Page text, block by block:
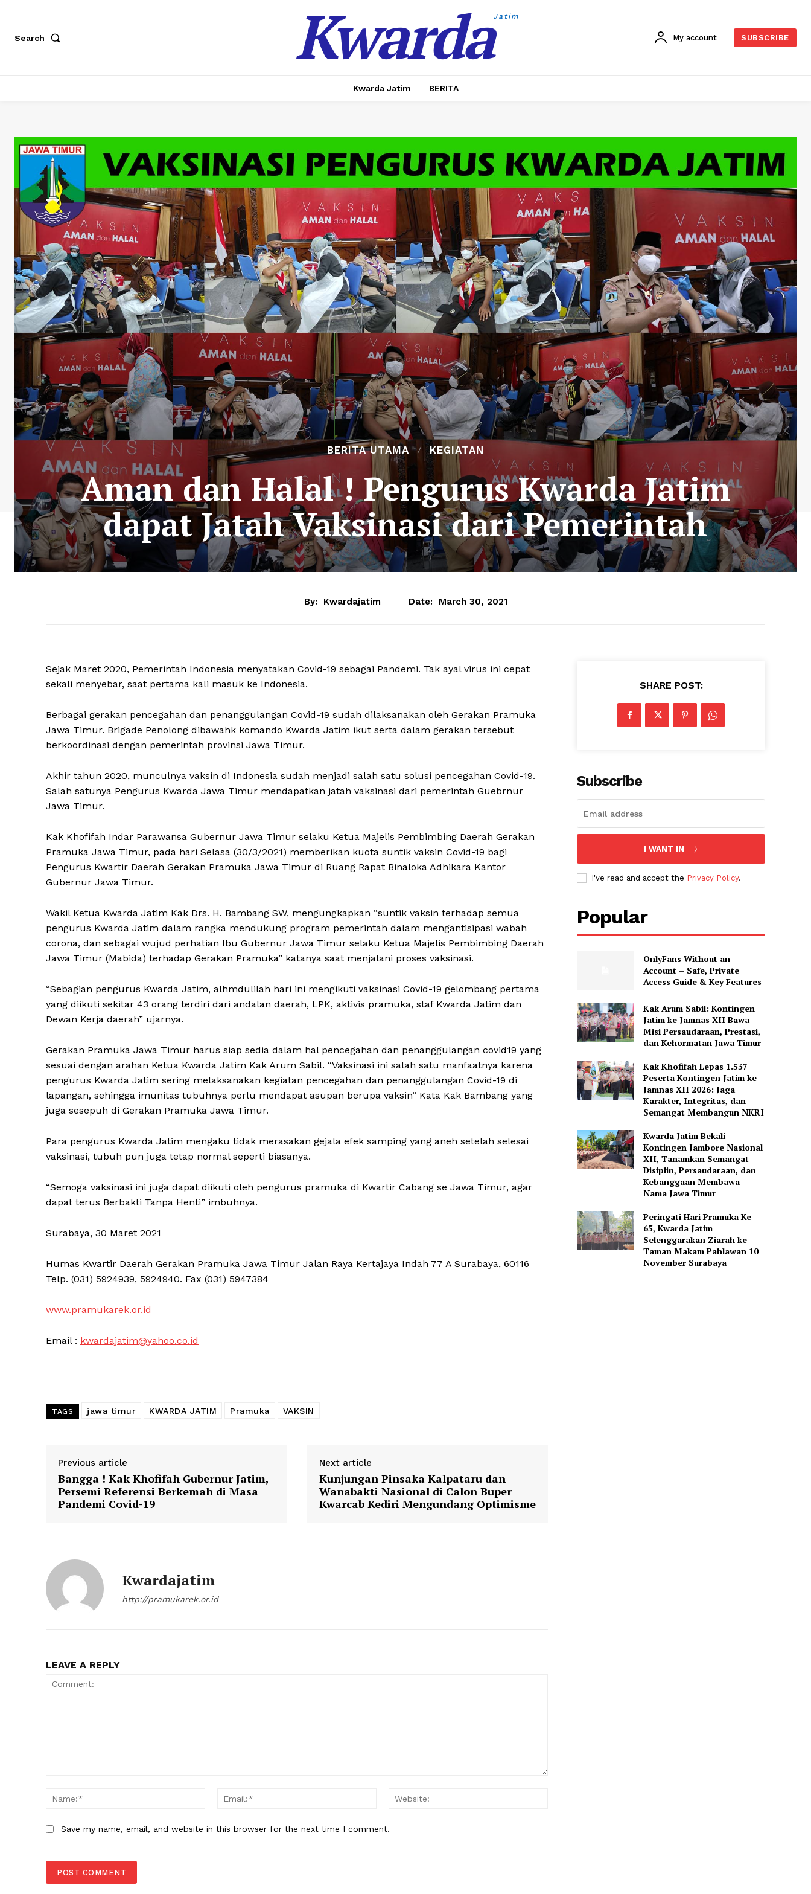
Search KwardaJatim
My account SUBSCRIBE
Kwarda Jatim BERITA
BERITA UTAMA KEGIATAN
Aman dan Halal ! Pengurus Kwarda Jatim
dapat Jatah Vaksinasi dari Pemerintah
By: Kwardajatim Date: March 30, 2021
Sejak Maret 2020, Pemerintah Indonesia menyatakan Covid-19 sebagai Pandemi. Tak ayal virus ini cepat
sekali menyebar, saat pertama kali masuk ke Indonesia.
Berbagai gerakan pencegahan dan penanggulangan Covid-19 sudah dilaksanakan oleh Gerakan Pramuka
Jawa Timur. Brigade Penolong dibawahk komando Kwarda Jatim ikut serta dalam gerakan tersebut
berkoordinasi dengan pemerintah provinsi Jawa Timur.
Akhir tahun 2020, munculnya vaksin di Indonesia sudah menjadi salah satu solusi pencegahan Covid-19.
Salah satunya Pengurus Kwarda Jawa Timur mendapatkan jatah vaksinasi dari pemerintah Guebrnur
Jawa Timur.
Kak Khofifah Indar Parawansa Gubernur Jawa Timur selaku Ketua Majelis Pembimbing Daerah Gerakan
Pramuka Jawa Timur, pada hari Selasa (30/3/2021) memberikan kuota suntik vaksin Covid-19 bagi
Pengurus Kwartir Daerah Gerakan Pramuka Jawa Timur di Ruang Rapat Binaloka Adhikara Kantor
Gubernur Jawa Timur.
Wakil Ketua Kwarda Jatim Kak Drs. H. Bambang SW, mengungkapkan “suntik vaksin terhadap semua
pengurus Kwarda Jatim dalam rangka mendukung program pemerintah dalam mengantisipasi wabah
corona, dan sebagai wujud perhatian Ibu Gubernur Jawa Timur selaku Ketua Majelis Pembimbing Daerah
Jawa Timur (Mabida) terhadap Gerakan Pramuka” katanya saat menjalani proses vaksinasi.
“Sebagian pengurus Kwarda Jatim, alhmdulilah hari ini mengikuti vaksinasi Covid-19 gelombang pertama
yang diikuti sekitar 43 orang terdiri dari andalan daerah, LPK, aktivis pramuka, staf Kwarda Jatim dan
Dewan Kerja daerah” ujarnya.
Gerakan Pramuka Jawa Timur harus siap sedia dalam hal pencegahan dan penanggulangan covid19 yang
sesuai dengan arahan Ketua Kwarda Jatim Kak Arum Sabil. “Vaksinasi ini salah satu manfaatnya karena
pengurus Kwarda Jatim sering melaksanakan kegiatan pencegahan dan penanggulangan Covid-19 di
lapangan, sehingga imunitas tubuhnya perlu mendapat asupan berupa vaksin” Kata Kak Bambang yang
juga sesepuh di Gerakan Pramuka Jawa Timur.
Para pengurus Kwarda Jatim mengaku tidak merasakan gejala efek samping yang aneh setelah selesai
vaksinasi, tubuh pun juga tetap normal seperti biasanya.
“Semoga vaksinasi ini juga dapat diikuti oleh pengurus pramuka di Kwartir Cabang se Jawa Timur, agar
dapat terus Berbakti Tanpa Henti” imbuhnya.
Surabaya, 30 Maret 2021
Humas Kwartir Daerah Gerakan Pramuka Jawa Timur Jalan Raya Kertajaya Indah 77 A Surabaya, 60116
Telp. (031) 5924939, 5924940. Fax (031) 5947384
www.pramukarek.or.id
Email : kwardajatim@yahoo.co.id
TAGS jawa timur KWARDA JATIM Pramuka VAKSIN
Previous article
Bangga ! Kak Khofifah Gubernur Jatim,
Persemi Referensi Berkemah di Masa
Pandemi Covid-19
Next article
Kunjungan Pinsaka Kalpataru dan
Wanabakti Nasional di Calon Buper
Kwarcab Kediri Mengundang Optimisme
Kwardajatim
http://pramukarek.or.id
LEAVE A REPLY
Name:*
Email:*
Save my name, email, and website in this browser for the next time I comment.
SHARE POST:
Subscribe
I WANT IN
I've read and accept the Privacy Policy.
Popular
OnlyFans Without an
Account – Safe, Private
Access Guide & Key Features
Kak Arum Sabil: Kontingen
Jatim ke Jamnas XII Bawa
Misi Persaudaraan, Prestasi,
dan Kehormatan Jawa Timur
Kak Khofifah Lepas 1.537
Peserta Kontingen Jatim ke
Jamnas XII 2026: Jaga
Karakter, Integritas, dan
Semangat Membangun NKRI
Kwarda Jatim Bekali
Kontingen Jambore Nasional
XII, Tanamkan Semangat
Disiplin, Persaudaraan, dan
Kebanggaan Membawa
Nama Jawa Timur
Peringati Hari Pramuka Ke-
65, Kwarda Jatim
Selenggarakan Ziarah ke
Taman Makam Pahlawan 10
November Surabaya